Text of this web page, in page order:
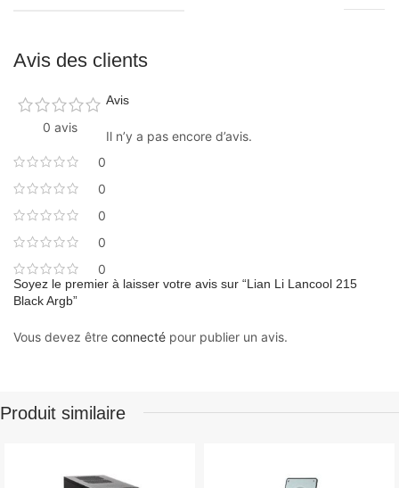
Avis des clients
0 avis
0
0
0
0
0
Avis
Il n’y a pas encore d’avis.
Soyez le premier à laisser votre avis sur “Lian Li Lancool 215
Black Argb”
Vous devez être connecté pour publier un avis.
Produit similaire